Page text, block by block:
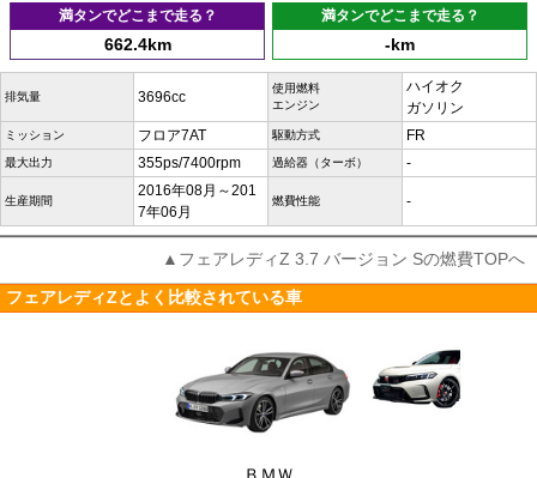
満タンでどこまで走る？
662.4km
満タンでどこまで走る？
-km
排気量 3696cc
使用燃料
エンジン
ハイオク
ガソリン
ミッション フロア7AT 駆動方式 FR
最大出力 355ps/7400rpm 過給器（ターボ） -
生産期間
2016年08月～201
7年06月
燃費性能 -
▲フェアレディZ 3.7 バージョン Sの燃費TOPへ
フェアレディZとよく比較されている車
ＢＭＷ